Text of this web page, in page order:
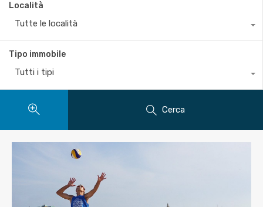
Località
Tutte le località
Tipo immobile
Tutti i tipi
Cerca